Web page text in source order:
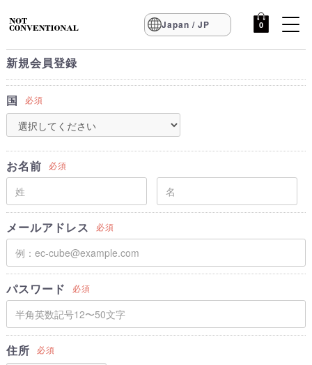
Japan / JP 0
新規会員登録
国 必須
お名前 必須
メールアドレス 必須
パスワード 必須
住所 必須